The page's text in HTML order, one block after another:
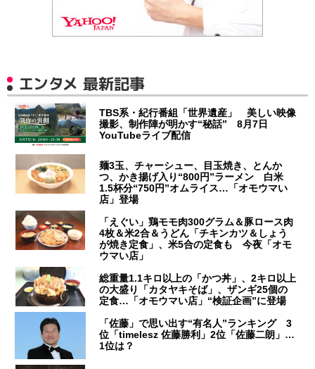
エンタメ 最新記事
TBS系・紀行番組「世界遺産」 美しい映像
撮影、制作陣が明かす“秘話” 8月7日
YouTubeライブ配信
麺3玉、チャーシュー、目玉焼き、とんか
つ、かき揚げ入り“800円”ラーメン 白米
1.5杯分“750円”オムライス…「オモウマい
店」登場
「えぐい」鶏モモ肉300グラム＆豚ロース肉
4枚＆米2合＆うどん「チキンカツ＆しょう
が焼き定食」、米5合の定食も 今夜「オモ
ウマい店」
総重量1.1キロ以上の「かつ丼」、2キロ以上
の大盛り「カタヤキそば」、ザンギ25個の
定食…「オモウマい店」“検証企画”に登場
「佐藤」で思い出す“有名人”ランキング 3
位「timelesz 佐藤勝利」2位「佐藤二朗」…
1位は？